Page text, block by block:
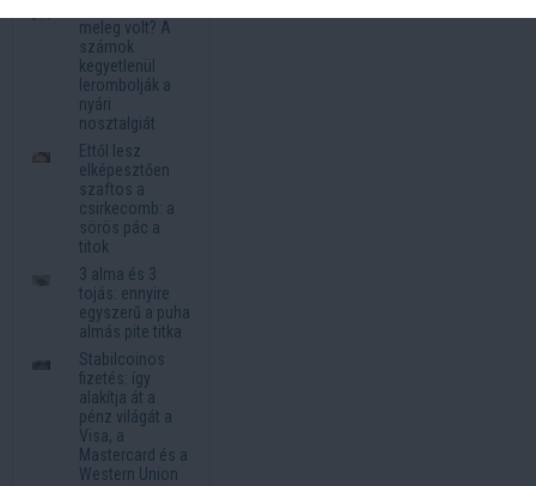
meleg volt? A
számok
kegyetlenül
lerombolják a
nyári
nosztalgiát
Ettől lesz
elképesztően
szaftos a
csirkecomb: a
sörös pác a
titok
3 alma és 3
tojás: ennyire
egyszerű a puha
almás pite titka
Stabilcoinos
fizetés: így
alakítja át a
pénz világát a
Visa, a
Mastercard és a
Western Union